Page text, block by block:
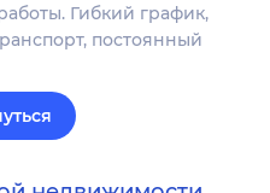
Гибкий график,
постоянный